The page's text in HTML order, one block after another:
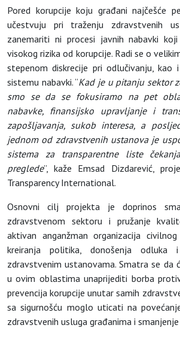
Pored korupcije koju građani najčešće
učestvuju pri traženju zdravstvenih
zanemariti ni procesi javnih nabavki
visokog rizika od korupcije. Radi se o
stepenom diskrecije pri odlučivanju, kao
sistemu nabavki. “Kad je u pitanju sektor
smo se da se fokusiramo na pet
nabavke, finansijsko upravljanje i
zapošljavanja, sukob interesa, a
jednom od zdravstvenih ustanova je
sistema za transparentne liste
preglede”, kaže Emsad Dizdarević,
Transparency International.
Osnovni cilj projekta je doprinos
zdravstvenom sektoru i pružanje
aktivan anganžman organizacija
kreiranja politika, donošenja odluka
zdravstvenim ustanovama. Smatra se da
u ovim oblastima unaprijediti borba
prevencija korupcije unutar samih
sa sigurnošću moglo uticati na
zdravstvenih usluga građanima i